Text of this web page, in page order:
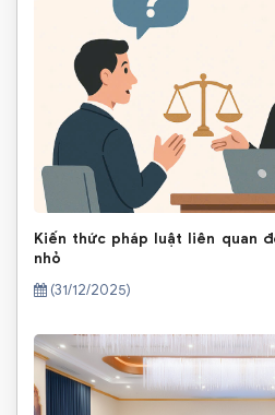
Kiến thức pháp luật liên quan
nhỏ
(31/12/2025)